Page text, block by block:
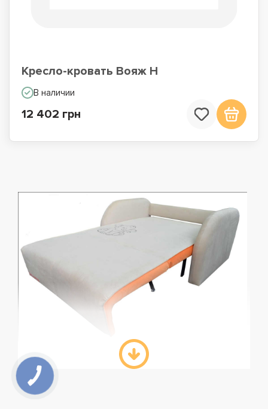
Кресло-кровать Вояж Н
В наличии
12 402 грн
Кресло-кровать — это практичное и стильное
решение для любого жилого пространства,
особенно для квартир с ограниченной площадью.